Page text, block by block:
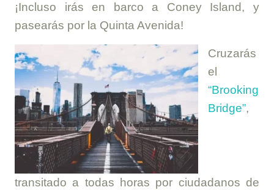
¡Incluso irás en barco a Coney Island, y
pasearás por la Quinta Avenida!
Cruzarás
el
“Brooking
Bridge”,
transitado a todas horas por ciudadanos de